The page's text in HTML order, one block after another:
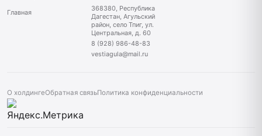
Главная
368380, Республика
Дагестан, Агульский
район, село Тпиг, ул.
Центральная, д. 60
8 (928) 986-48-83
vestiagula@mail.ru
О холдингеОбратная связьПолитика конфиденциальности